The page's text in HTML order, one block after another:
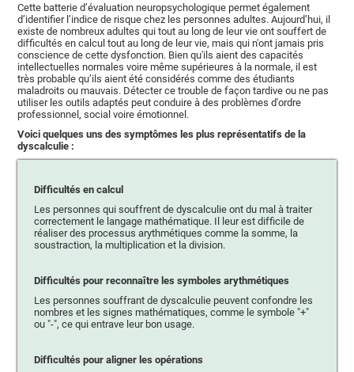
Cette batterie d’évaluation neuropsychologique permet également
d’identifier l’indice de risque chez les personnes adultes. Aujourd’hui, il
existe de nombreux adultes qui tout au long de leur vie ont souffert de
difficultés en calcul tout au long de leur vie, mais qui n'ont jamais pris
conscience de cette dysfonction. Bien qu'ils aient des capacités
intellectuelles normales voire même supérieures à la normale, il est
très probable qu’ils aient été considérés comme des étudiants
maladroits ou mauvais. Détecter ce trouble de façon tardive ou ne pas
utiliser les outils adaptés peut conduire à des problèmes d'ordre
professionnel, social voire émotionnel.
Voici quelques uns des symptômes les plus représentatifs de la
dyscalculie :
Difficultés en calcul
Les personnes qui souffrent de dyscalculie ont du mal à traiter
correctement le langage mathématique. Il leur est difficile de
réaliser des processus arythmétiques comme la somme, la
soustraction, la multiplication et la division.
Difficultés pour reconnaître les symboles arythmétiques
Les personnes souffrant de dyscalculie peuvent confondre les
nombres et les signes mathématiques, comme le symbole "+"
ou "-", ce qui entrave leur bon usage.
Difficultés pour aligner les opérations